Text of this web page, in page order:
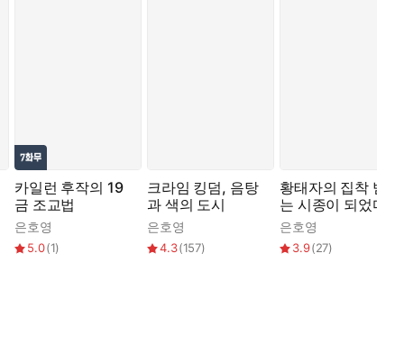
카일런 후작의 19
금 조교법
은호영
5.0(1)
크라임 킹덤, 음탕
과 색의 도시
은호영
4.3(157)
황태자의 집착 받
는 시종이 되었다
은호영
3.9(27)